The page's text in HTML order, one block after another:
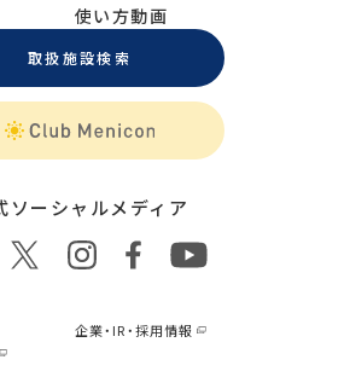
使い方動画
取扱施設検索
ソーシャルメディア
企業・IR・採用情報